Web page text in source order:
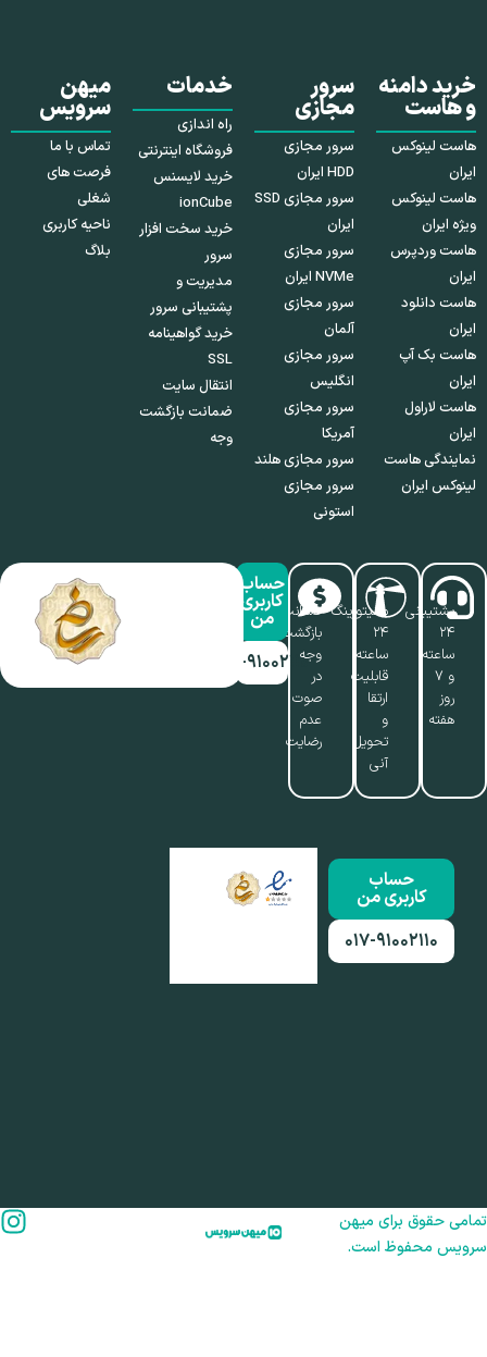
خرید دامنه
و هاست
هاست لینوکس
ایران
هاست لینوکس
ویژه ایران
هاست وردپرس
ایران
هاست دانلود
ایران
هاست بک آپ
ایران
هاست لاراول
ایران
نمایندگی هاست
لینوکس ایران
سرور
مجازی
سرور مجازی
HDD ایران
سرور مجازی SSD
ایران
سرور مجازی
NVMe ایران
سرور مجازی
آلمان
سرور مجازی
انگلیس
سرور مجازی
آمریکا
سرور مجازی هلند
سرور مجازی
استونی
خدمات
راه اندازی
فروشگاه اینترنتی
خرید لایسنس
ionCube
خرید سخت افزار
سرور
مدیریت و
پشتیبانی سرور
خرید گواهینامه
SSL
انتقال سایت
ضمانت بازگشت
وجه
میهن
سرویس
تماس با ما
فرصت های
شغلی
ناحیه کاربری
بلاگ
پشتیبانی
۲۴
ساعته
و ۷
روز
هفته
مانیتورینگ
۲۴
ساعته،
قابلیت
ارتقا
تحویل
آنی
ضمانت
بازگشت
وجه
در
صوت
عدم
رضایت
حساب
کاربری
من
۰۱۷-۹۱۰۰۲۱۱۰
حساب
کاربری من
۰۱۷-۹۱۰۰۲۱۱۰
حقوق برای میهن
محفوظ است.